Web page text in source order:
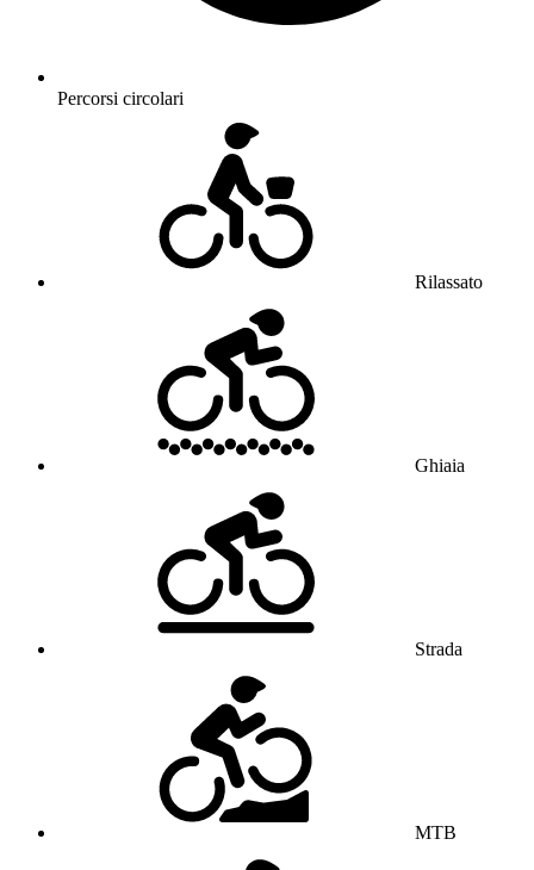
Percorsi circolari
Rilassato
Ghiaia
Strada
MTB